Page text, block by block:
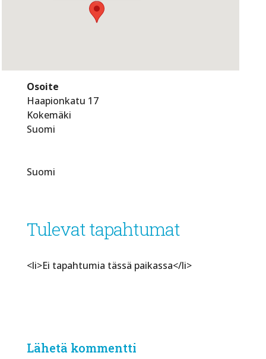
Osoite
Haapionkatu 17
Kokemäki
Suomi
Suomi
Tulevat tapahtumat
<li>Ei tapahtumia tässä paikassa</li>
Lähetä kommentti